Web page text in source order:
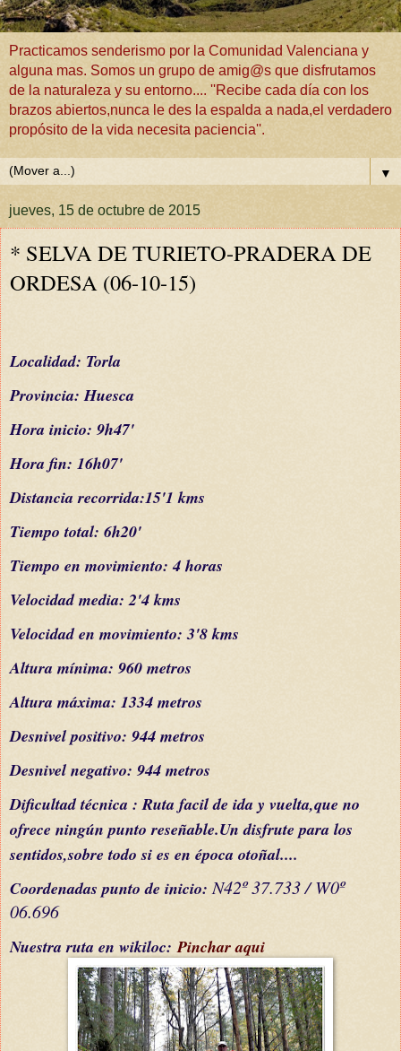
Practicamos senderismo por la Comunidad Valenciana y
alguna mas. Somos un grupo de amig@s que disfrutamos
de la naturaleza y su entorno.... ''Recibe cada día con los
brazos abiertos,nunca le des la espalda a nada,el verdadero
propósito de la vida necesita paciencia''.
▼
jueves, 15 de octubre de 2015
* SELVA DE TURIETO-PRADERA DE
ORDESA (06-10-15)
Localidad: Torla
Provincia: Huesca
Hora inicio: 9h47'
Hora fin: 16h07'
Distancia recorrida:15'1 kms
Tiempo total: 6h20'
Tiempo en movimiento: 4 horas
Velocidad media: 2'4 kms
Velocidad en movimiento: 3'8 kms
Altura mínima: 960 metros
Altura máxima: 1334 metros
Desnivel positivo: 944 metros
Desnivel negativo: 944 metros
Dificultadtécnica : Ruta facil de ida y vuelta,que no
ofrece ningún punto reseñable.Un disfrute para los
sentidos,sobre todo si es en época otoñal....
Coordenadas punto de inicio:N42º 37.733 / W0º
06.696
Nuestra ruta en wikiloc:Pinchar aqui